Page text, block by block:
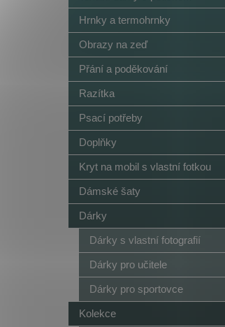
Hrnky a termohrnky
Obrazy na zeď
Přání a poděkování
Razítka
Psací potřeby
Doplňky
Kryt na mobil s vlastní fotkou
Dámské šaty
Dárky
Dárky s vlastní fotografií
Dárky pro učitele
Dárky pro sportovce
Kolekce